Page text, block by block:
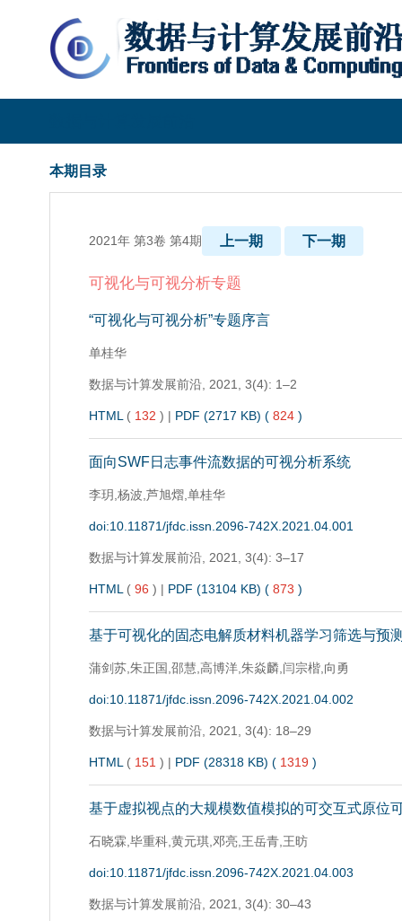
本期目录
2021年 第3卷 第4期 上一期 下一期
可视化与可视分析专题
“可视化与可视分析”专题序言
单桂华
数据与计算发展前沿, 2021, 3(4): 1–2
HTML (132 ) | PDF (2717 KB) (824 )
面向SWF日志事件流数据的可视分析系统
李玥,杨波,芦旭熠,单桂华
doi:10.11871/jfdc.issn.2096-742X.2021.04.001
数据与计算发展前沿, 2021, 3(4): 3–17
HTML (96 ) | PDF (13104 KB) (873 )
基于可视化的固态电解质材料机器学习筛选与预
蒲剑苏,朱正国,邵慧,高博洋,朱焱麟,闫宗楷,向勇
doi:10.11871/jfdc.issn.2096-742X.2021.04.002
数据与计算发展前沿, 2021, 3(4): 18–29
HTML (151 ) | PDF (28318 KB) (1319 )
基于虚拟视点的大规模数值模拟的可交互式原位
石晓霖,毕重科,黄元琪,邓亮,王岳青,王昉
doi:10.11871/jfdc.issn.2096-742X.2021.04.003
数据与计算发展前沿, 2021, 3(4): 30–43